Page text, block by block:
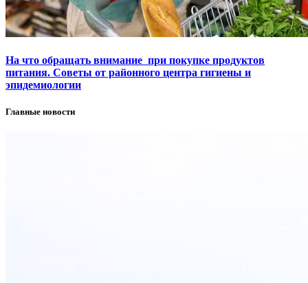
На что обращать внимание при покупке продуктов
питания. Советы от районного центра гигиены и
эпидемиологии
Главные новости